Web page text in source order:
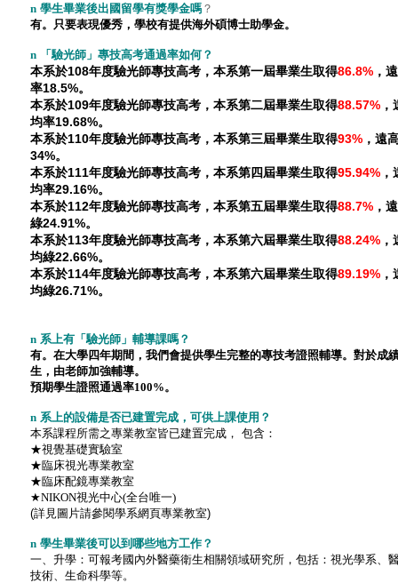
n 學生畢業後出國留學有獎學金嗎？
有。只要表現優秀，學校有提供海外碩博士助學金。
n 「驗光師」專技高考通過率如何？
本系於108年度驗光師專技高考，本系第一屆畢業生取得86.8%，
率18.5%。
本系於109年度驗光師專技高考，本系第二屆畢業生取得88.57%，
均率19.68%。
本系於110年度驗光師專技高考，本系第三屆畢業生取得93%，遠
34%。
本系於111年度驗光師專技高考，本系第四屆畢業生取得95.94%，
均率29.16%。
本系於112年度驗光師專技高考，本系第五屆畢業生取得88.7%，
綠24.91%。
本系於113年度驗光師專技高考，本系第六屆畢業生取得88.24%，
均綠22.66%。
本系於114年度驗光師專技高考，本系第六屆畢業生取得89.19%，
均綠26.71%。
n 系上有「驗光師」 輔導課嗎？
有。在大學四年期間，我們會提供學生完整的專技考證照輔導。對於成
生，由老師加強輔導。
預期學生證照通過率100%。
n 系上的設備是否已建置完成，可供上課使用？
本系課程所需之專業教室皆已建置完成， 包含：
★視覺基礎實驗室
★臨床視光專業教室
★臨床配鏡專業教室
★NIKON視光中心(全台唯一)
(詳見圖片請參閱學系網頁專業教室)
n 學生畢業後可以到哪些地方工作？
一、升學：可報考國內外醫藥衛生相關領域研究所，包括：視光學系、
技術、生命科學等。